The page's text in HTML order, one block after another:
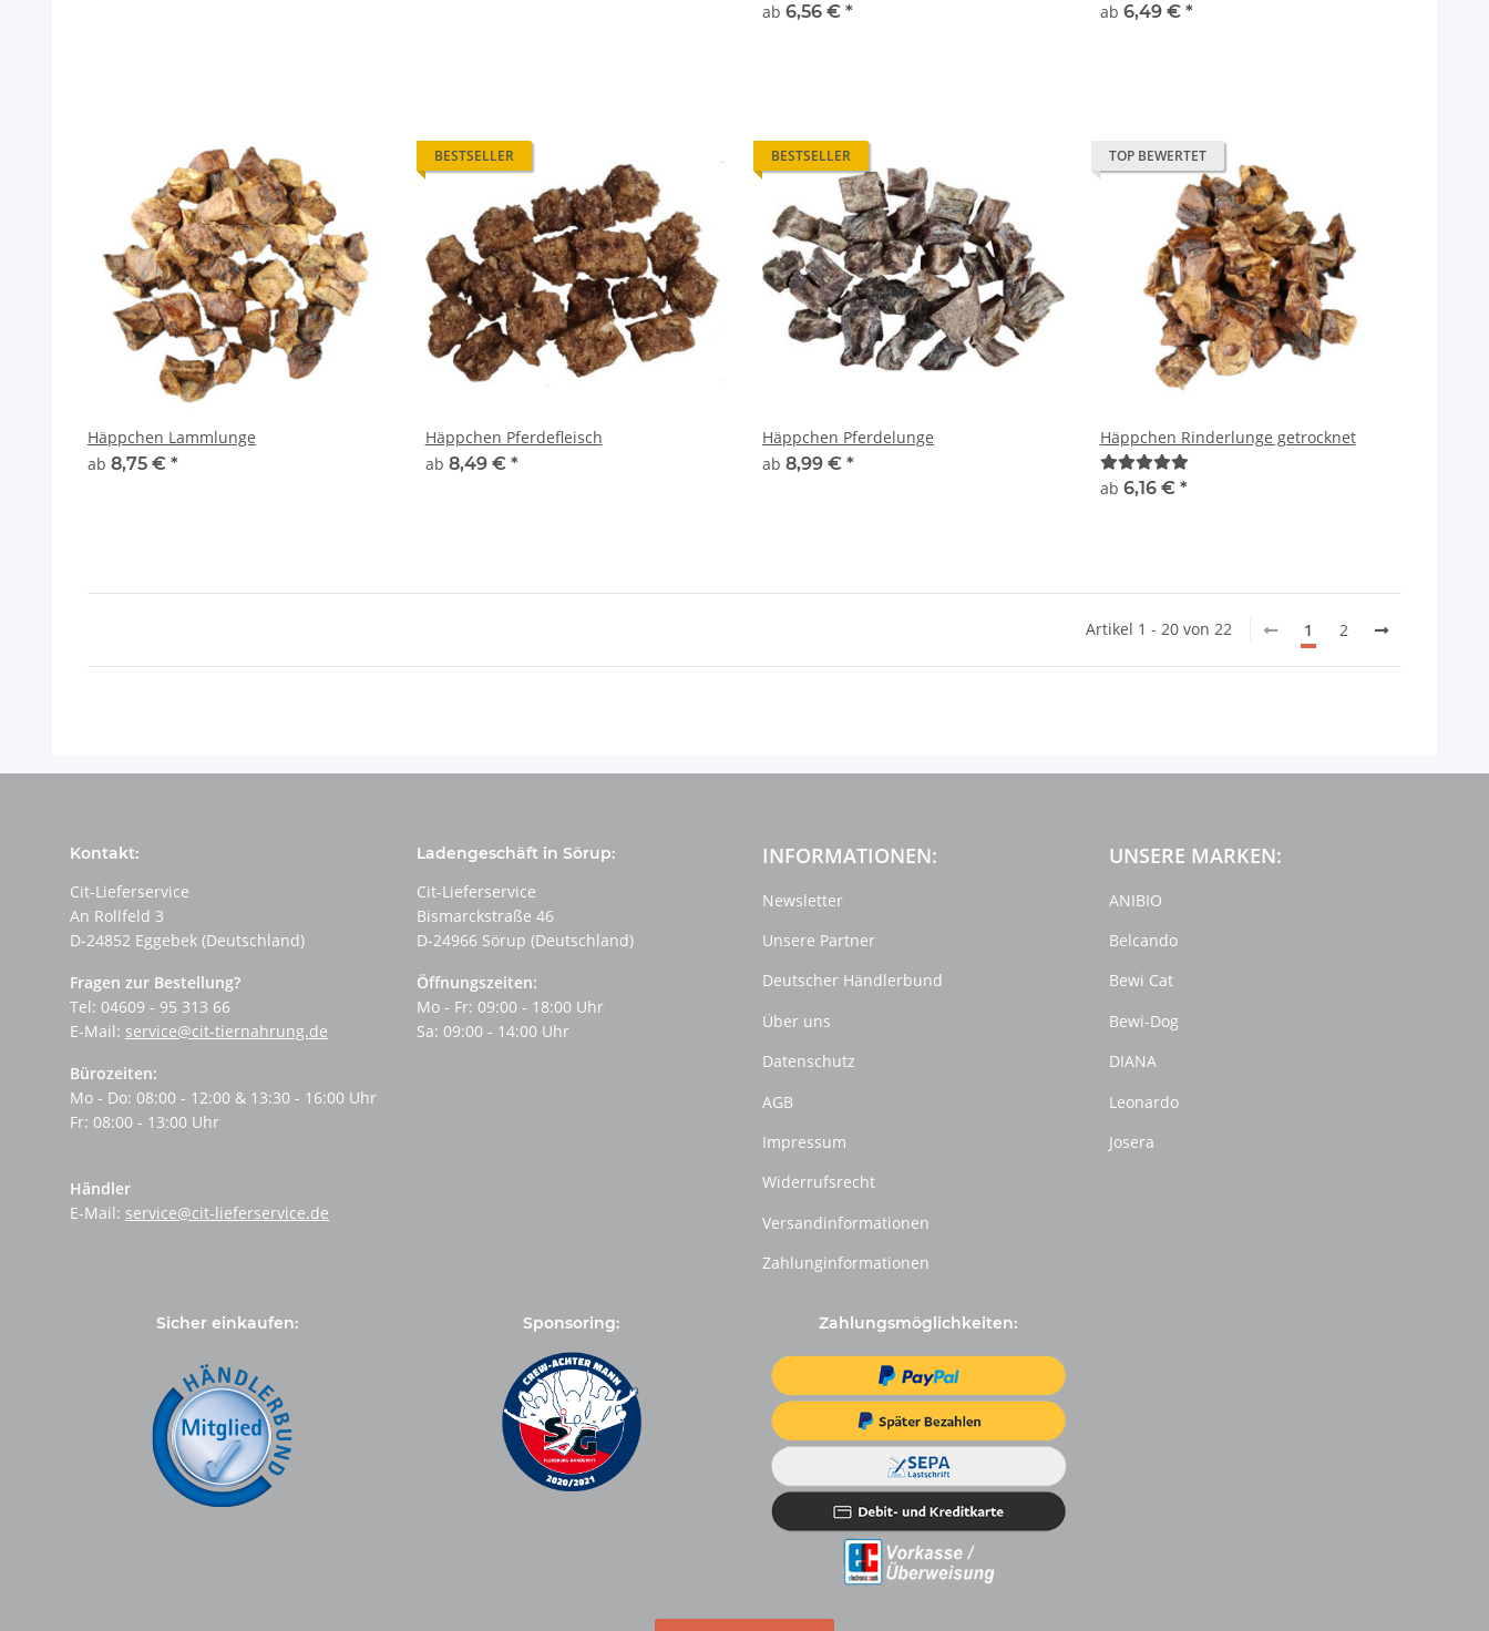
ab 6,56 € * ab 6,49 € *
Häppchen Lammlunge
ab 8,75 € *
BESTSELLER
Häppchen Pferdefleisch
ab 8,49 € *
BESTSELLER
Häppchen Pferdelunge
ab 8,99 € *
TOP BEWERTET
Häppchen Rinderlunge getrocknet
ab 6,16 € *
Artikel 1 - 20 von 22 1 2
Kontakt:
Cit-Lieferservice
An Rollfeld 3
D-24852 Eggebek (Deutschland)
Fragen zur Bestellung?
Tel: 04609 - 95 313 66
E-Mail: service@cit-tiernahrung.de
Bürozeiten:
Mo - Do: 08:00 - 12:00 & 13:30 - 16:00 Uhr
Fr: 08:00 - 13:00 Uhr
Händler
E-Mail: service@cit-lieferservice.de
Ladengeschäft in Sörup:
Cit-Lieferservice
Bismarckstraße 46
D-24966 Sörup (Deutschland)
Öffnungszeiten:
Mo - Fr: 09:00 - 18:00 Uhr
Sa: 09:00 - 14:00 Uhr
INFORMATIONEN:
Newsletter
Unsere Partner
Deutscher Händlerbund
Über uns
Datenschutz
AGB
Impressum
Widerrufsrecht
Versandinformationen
Zahlunginformationen
UNSERE MARKEN:
ANIBIO
Belcando
Bewi Cat
Bewi-Dog
DIANA
Leonardo
Josera
Sicher einkaufen: Sponsoring: Zahlungsmöglichkeiten: